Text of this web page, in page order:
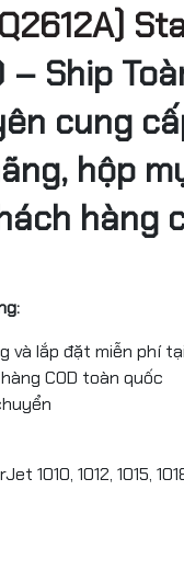
Ship
cung
hộp
hàng
và lắp đặt miễn phí
COD toàn quốc
1010, 1012, 1015,